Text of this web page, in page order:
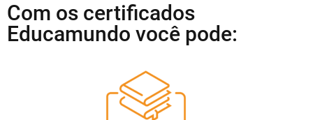
Com os certificados
Educamundo você pode: